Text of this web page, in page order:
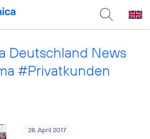
Deutschland News
#Privatkunden
28. April 2017